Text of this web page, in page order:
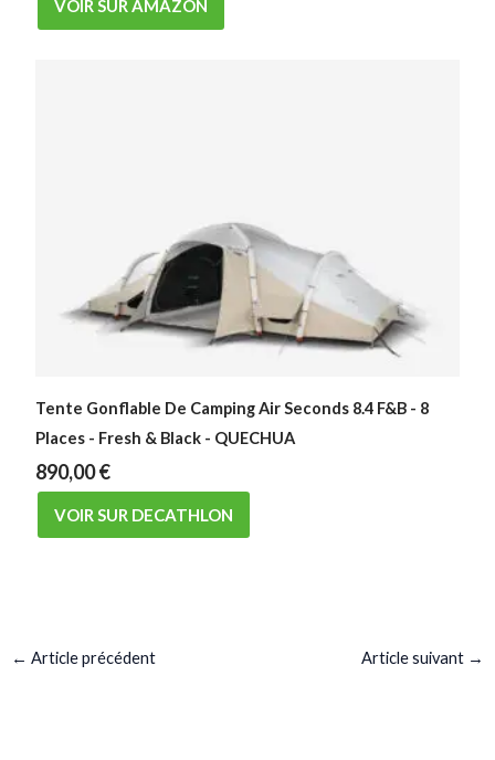
VOIR SUR AMAZON
Tente Gonflable De Camping Air Seconds 8.4 F&B - 8
Places - Fresh & Black - QUECHUA
890,00€
VOIR SUR DECATHLON
← Article précédent Article suivant →